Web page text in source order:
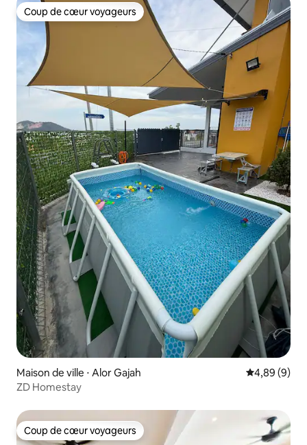
Coup de cœur voyageurs
Coup de cœur voyageurs
Maison de ville ⋅ Alor Gajah Évaluation
4,89 (9)
ZD Homestay
Coup de cœur voyageurs
Coup de cœur voyageurs